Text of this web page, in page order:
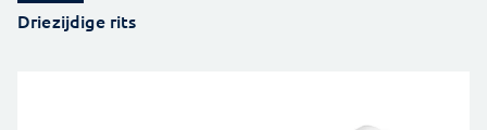
Driezijdige rits